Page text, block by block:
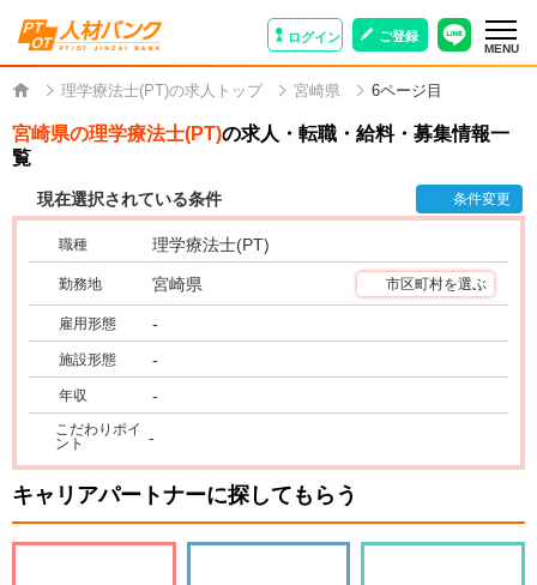
ログイン ご登録
MENU
理学療法士(PT)の求人トップ 宮崎県 6ページ目
宮崎県の理学療法士(PT)の求人・転職・給料・募集情報一
覧
現在選択されている条件 条件変更
職種 理学療法士(PT)
勤務地 宮崎県 市区町村を選ぶ
雇用形態 -
施設形態 -
年収 -
こだわりポイ
ント
-
キャリアパートナーに探してもらう